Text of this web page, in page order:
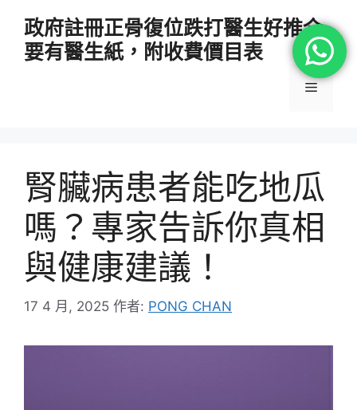
政府註冊正骨復位跌打醫生好推介
要有醫生紙，附收費價目表
選
腎臟病患者能吃地瓜
嗎？專家告訴你真相
與健康建議！
17 4 月, 2025 作者: PONG CHAN